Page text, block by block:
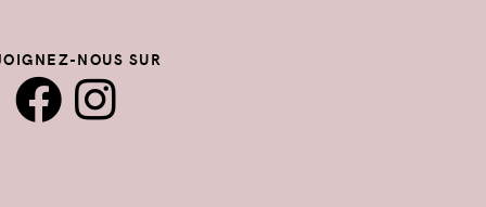
NOUS SUR